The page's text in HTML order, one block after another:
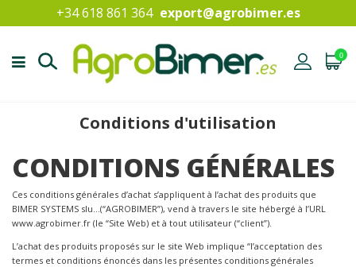
+34 618 861 364 export@agrobimer.es
0
Conditions d'utilisation
CONDITIONS GÉNÉRALES
Ces conditions générales d’achat s’appliquent à l’achat des produits que
BIMER SYSTEMS slu…(“AGROBIMER”), vend à travers le site hébergé à l’URL
www.agrobimer.fr (le “Site Web) et à tout utilisateur (“client”).
L’achat des produits proposés sur le site Web implique “l’acceptation des
termes et conditions énoncés dans les présentes conditions générales